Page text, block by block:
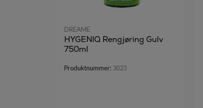
DREAME
HYGENIQ Rengjøring Gulv
750ml
Produktnummer: 3023